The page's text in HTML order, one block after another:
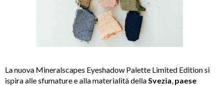
La nuova Mineralscapes Eyeshadow Palette Limited Editionsi
ispira allesfumature e alla materialità dellaSvezia, paese